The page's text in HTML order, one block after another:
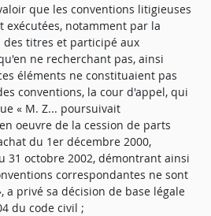
que les conventions litigieuses
notamment par la
des titres et participé aux
ne recherchant pas, ainsi
éléments ne constituaient pas
conventions, la cour d'appel, qui
« M. Z... poursuivait
oeuvre de la cession de parts
du 1er décembre 2000,
31 octobre 2002, démontrant ainsi
correspondantes ne sont
a privé sa décision de base légale
du code civil ;